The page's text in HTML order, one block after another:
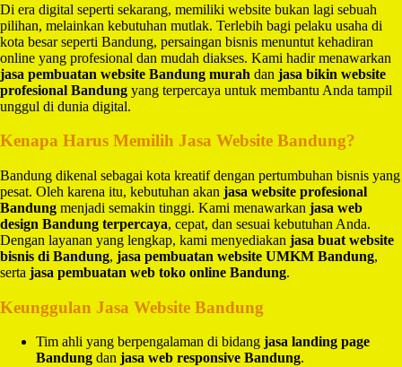
Di era digital seperti sekarang, memiliki website bukan lagi sebuah
pilihan, melainkan kebutuhan mutlak. Terlebih bagi pelaku usaha di
kota besar seperti Bandung, persaingan bisnis menuntut kehadiran
online yang profesional dan mudah diakses. Kami hadir menawarkan
jasa pembuatan website Bandung murah dan jasa bikin website
profesional Bandung yang terpercaya untuk membantu Anda tampil
unggul di dunia digital.
Kenapa Harus Memilih Jasa Website Bandung?
Bandung dikenal sebagai kota kreatif dengan pertumbuhan bisnis yang
pesat. Oleh karena itu, kebutuhan akan jasa website profesional
Bandung menjadi semakin tinggi. Kami menawarkan jasa web
design Bandung terpercaya, cepat, dan sesuai kebutuhan Anda.
Dengan layanan yang lengkap, kami menyediakan jasa buat website
bisnis di Bandung, jasa pembuatan website UMKM Bandung,
serta jasa pembuatan web toko online Bandung.
Keunggulan Jasa Website Bandung
Tim ahli yang berpengalaman di bidang jasa landing page
Bandung dan jasa web responsive Bandung.